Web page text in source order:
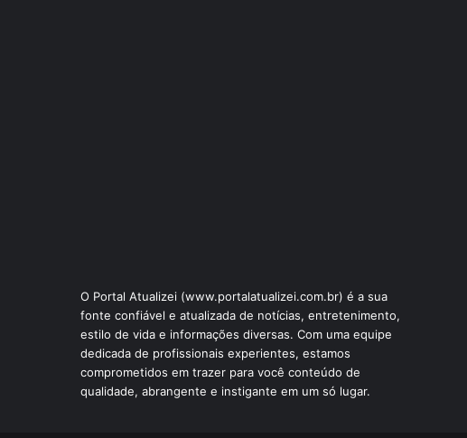
O Portal Atualizei (www.portalatualizei.com.br) é a sua
fonte confiável e atualizada de notícias, entretenimento,
estilo de vida e informações diversas. Com uma equipe
dedicada de profissionais experientes, estamos
comprometidos em trazer para você conteúdo de
qualidade, abrangente e instigante em um só lugar.